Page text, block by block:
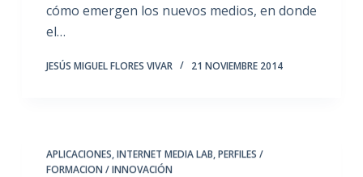
cómo emergen los nuevos medios, en donde
el…
JESÚS MIGUEL FLORES VIVAR 21 NOVIEMBRE 2014
APLICACIONES,INTERNET MEDIA LAB,PERFILES /
FORMACION / INNOVACIÓN